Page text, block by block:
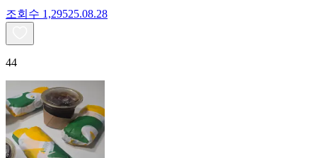
조회수 1,29525.08.28
44